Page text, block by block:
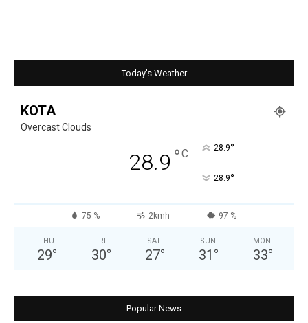
Today's Weather
KOTA
Overcast Clouds
28.9 °C 28.9°
28.9°
75 % 2kmh 97 %
THU
29°
FRI
30°
SAT
27°
SUN
31 °
MON
33°
Popular News